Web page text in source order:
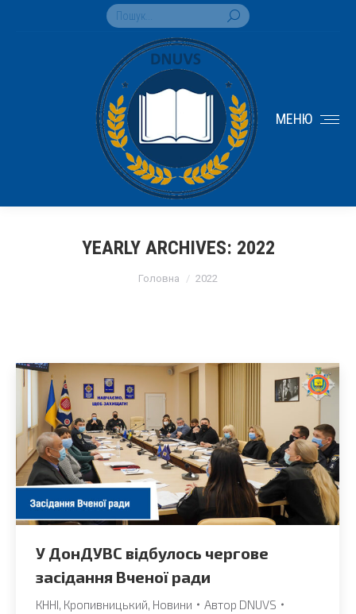
Search:
МЕНЮ
YEARLY ARCHIVES: 2022
Головна 2022
У ДонДУВС відбулось чергове
засідання Вченої ради
КННІ Кропивницький Новини Автор DNUVS